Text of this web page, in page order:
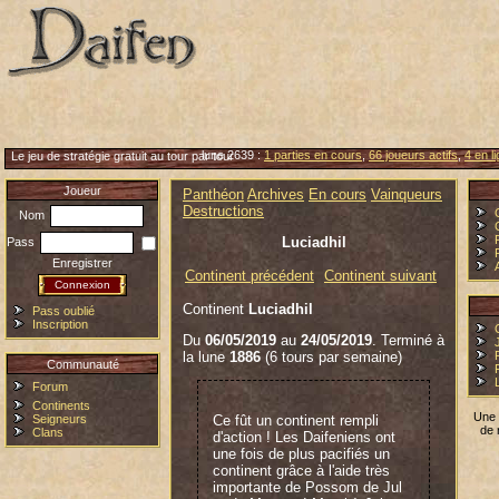
Le jeu de stratégie gratuit au tour par tourlune 2639 : 1 parties en cours,66 joueurs actifs,4 en
Joueur
Nom
Pass
Enregistrer
Pass oublié
Inscription
Communauté
Forum
Continents
Seigneurs
Clans
Panthéon Archives En cours Vainqueurs
Destructions
Luciadhil
Continent précédent Continent suivant
Continent Luciadhil
Du 06/05/2019 au 24/05/2019. Terminé à
la lune 1886 (6 tours par semaine)
Ce fût un continent rempli
d'action ! Les Daifeniens ont
une fois de plus pacifiés un
continent grâce à l'aide très
importante de Possom de Jul
Une
de